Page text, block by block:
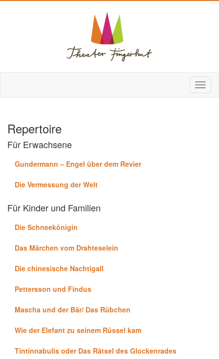
Repertoire
Für Erwachsene
Gundermann – Engel über dem Revier
Die Vermessung der Welt
Für Kinder und Familien
Die Schneekönigin
Das Märchen vom Drahteselein
Die chinesische Nachtigall
Pettersson und Findus
Mascha und der Bär/ Das Rübchen
Wie der Elefant zu seinem Rüssel kam
Tintinnabulis oder Das Rätsel des Glockenrades